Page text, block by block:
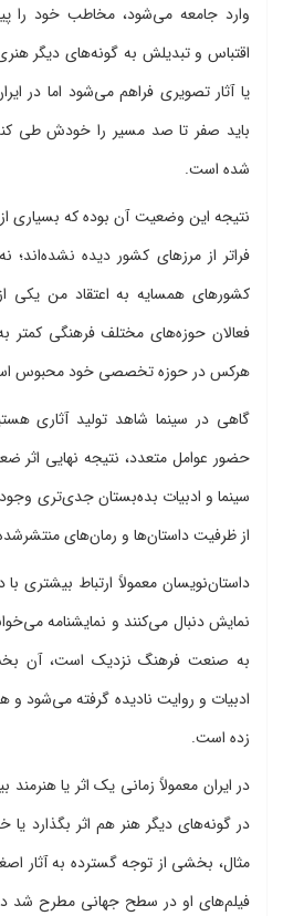
وارد جامعه می‌شود، مخاطب خود را
اقتباس و تبدیلش به گونه‌های دیگر
یا آثار تصویری فراهم می‌شود اما در
باید صفر تا صد مسیر را خودش طی
شده است.
نتیجه این وضعیت آن بوده که بسیاری از
فراتر از مرزهای کشور دیده
کشورهای همسایه به اعتقاد من
فعالان حوزه‌های مختلف فرهنگی کمتر
هرکس در حوزه تخصصی خود محبوس
گاهی در سینما شاهد تولید آثاری
حضور عوامل متعدد، نتیجه نهایی اثر
سینما و ادبیات بده‌بستان جدی‌تری
از ظرفیت داستان‌ها و رمان‌های منتشرشده
داستان‌نویسان معمولاً ارتباط بیشتری با
نمایش دنبال می‌کنند و نمایشنامه
به صنعت فرهنگ نزدیک است، آن
ادبیات و روایت نادیده گرفته می‌شود
زده است.
در ایران معمولاً زمانی یک اثر یا
در گونه‌های دیگر هنر هم اثر بگذارد یا
مثال، بخشی از توجه گسترده به آثار
فیلم‌های او در سطح جهانی مطرح شد